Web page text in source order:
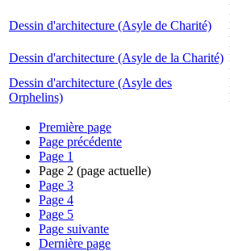
Dessin d'architecture (Asyle de Charité)
Dessin d'architecture (Asyle de la Charité)
Dessin d'architecture (Asyle des
Orphelins)
Première page
Page précédente
Page 1
Page 2 (page actuelle)
Page 3
Page 4
Page 5
Page suivante
Dernière page